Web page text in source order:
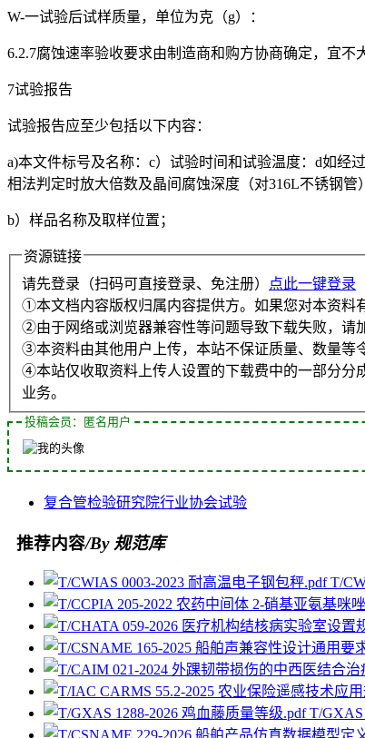
W-一试验后试样质量，单位为克（g）：
6.2.7腐蚀速率验收要求由制造商和购方协商确定，宜不
7试验报告
试验报告应至少包括以下内容：
a)本文件标号及名称：c）试验时间和试验温度：d如经
相法判定时放大倍数及晶间腐蚀深度（对316L不锈钢管
b）样品名称及取样位置；
资源链接
请先登录（扫码可直接登录、免注册）
点此一键登录
①本文档内容版权归属内容提供方。如果您对本资料
②由于网络或浏览器兼容性等问题导致下载失败，请
③本资料由其他用户上传，本站不保证质量、数量等
④本站仅收取资料上传人设置的下载费中的一部分分
业务。
投稿会员：匿名用户
复合管检验研究院行业协会试验
推荐内容/By 规范库
T/
T/GXAS